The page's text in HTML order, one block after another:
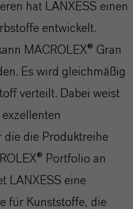
hat LANXESS einen
entwickelt.
MACROLEX® Gran
Es wird gleichmäßig
verteilt. Dabei weist
die die Produktreihe
Portfolio an
LANXESS eine
für Kunststoffe, die